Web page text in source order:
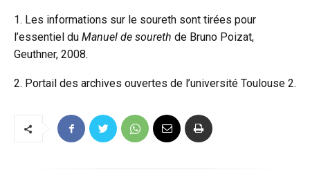
1. Les informations sur le soureth sont tirées pour
l’essentiel du Manuel de soureth de Bruno Poizat,
Geuthner, 2008.
2. Portail des archives ouvertes de l’université Toulouse 2.